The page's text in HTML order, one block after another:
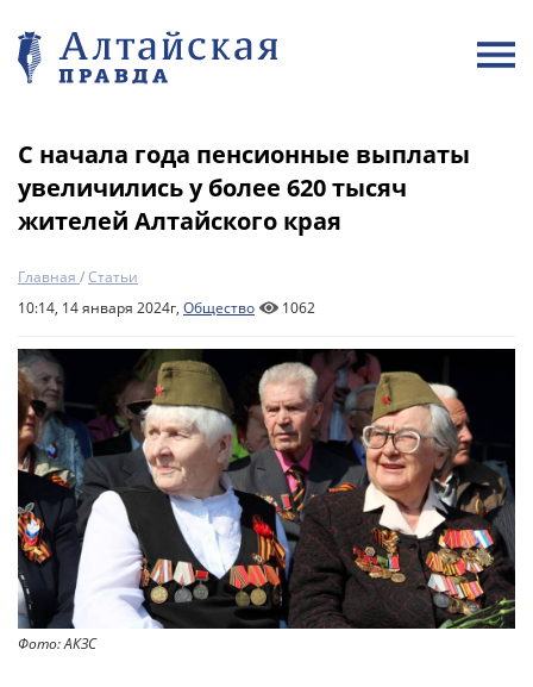
С начала года пенсионные выплаты
увеличились у более 620 тысяч
жителей Алтайского края
Главная /Статьи
10:14, 14 января 2024г, Общество 1062
Фото: АКЗС